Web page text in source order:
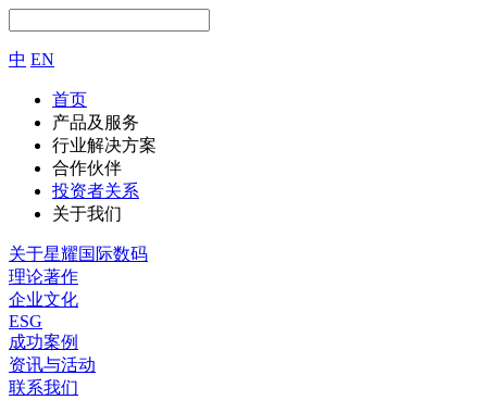
中 EN
首页
产品及服务
行业解决方案
合作伙伴
投资者关系
关于我们
关于星耀国际数码
理论著作
企业文化
ESG
成功案例
资讯与活动
联系我们